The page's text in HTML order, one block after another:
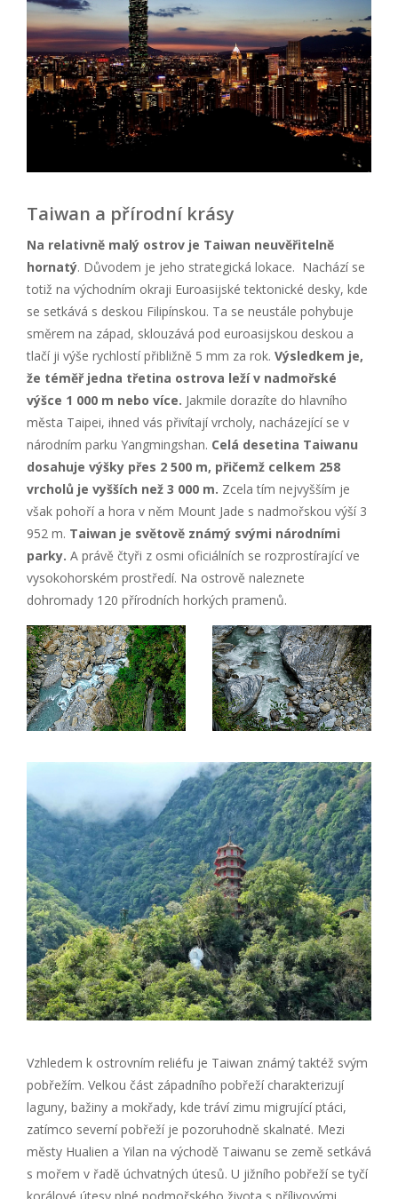
Taiwan a přírodní krásy
Na relativně malý ostrov je Taiwan neuvěřitelně
hornatý. Důvodem je jeho strategická lokace. Nachází se
totiž na východním okraji Euroasijské tektonické desky, kde
se setkává s deskou Filipínskou. Ta se neustále pohybuje
směrem na západ, sklouzává pod euroasijskou deskou a
tlačí ji výše rychlostí přibližně 5 mm za rok. Výsledkem je,
že téměř jedna třetina ostrova leží v nadmořské
výšce 1 000 m nebo více. Jakmile dorazíte do hlavního
města Taipei, ihned vás přivítají vrcholy, nacházející se v
národním parku Yangmingshan. Celá desetina Taiwanu
dosahuje výšky přes 2 500 m, přičemž celkem 258
vrcholů je vyšších než 3 000 m. Zcela tím nejvyšším je
však pohoří a hora v něm Mount Jade s nadmořskou výší 3
952 m. Taiwan je světově známý svými národními
parky. A právě čtyři z osmi oficiálních se rozprostírající ve
vysokohorském prostředí. Na ostrově naleznete
dohromady 120 přírodních horkých pramenů.
Vzhledem k ostrovním reliéfu je Taiwan známý taktéž svým
pobřežím. Velkou část západního pobřeží charakterizují
laguny, bažiny a mokřady, kde tráví zimu migrující ptáci,
zatímco severní pobřeží je pozoruhodně skalnaté. Mezi
městy Hualien a Yilan na východě Taiwanu se země setkává
s mořem v řadě úchvatných útesů. U jižního pobřeží se tyčí